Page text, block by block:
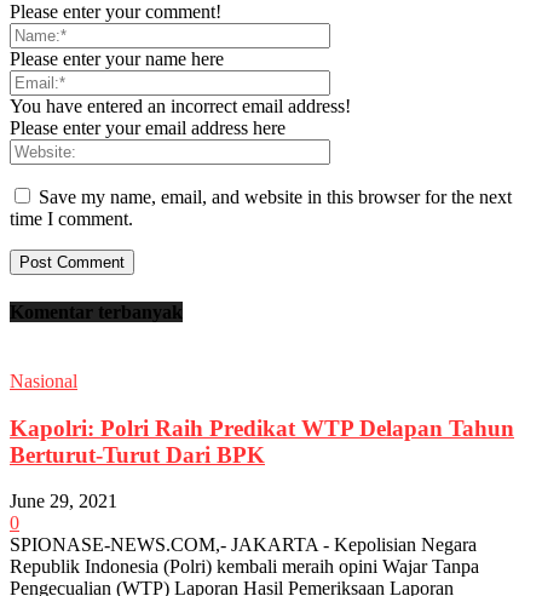
Please enter your comment!
Please enter your name here
You have entered an incorrect email address!
Please enter your email address here
Save my name, email, and website in this browser for the next
time I comment.
Komentar terbanyak
Nasional
Kapolri: Polri Raih Predikat WTP Delapan Tahun
Berturut-Turut Dari BPK
June 29, 2021
0
SPIONASE-NEWS.COM,- JAKARTA - Kepolisian Negara
Republik Indonesia (Polri) kembali meraih opini Wajar Tanpa
Pengecualian (WTP) Laporan Hasil Pemeriksaan Laporan